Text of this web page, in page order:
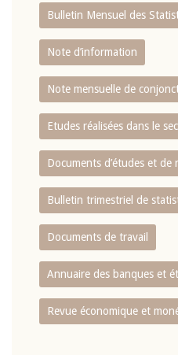
Bulletin Mensuel des
Note d’information
Note mensuelle de
Etudes réalisées dans le
Documents d’études et de
Bulletin trimestriel de
Documents de travail
Annuaire des banques et
Revue économique et